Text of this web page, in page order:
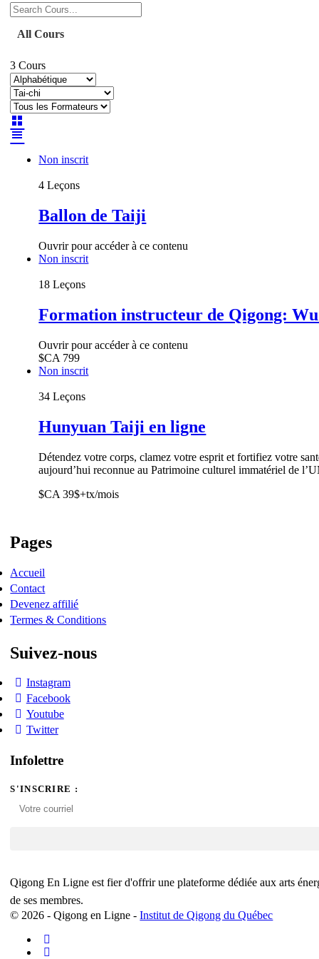
Rechercher
All Cours
3 Cours
Non inscrit
4 Leçons
Ballon de Taiji
Ouvrir pour accéder à ce contenu
Non inscrit
18 Leçons
Formation instructeur de Qigong:
Ouvrir pour accéder à ce contenu
$CA 799
Non inscrit
34 Leçons
Hunyuan Taiji en ligne
Détendez votre corps, clamez votre esprit et fortifiez votre
aujourd’hui reconnue au Patrimoine culturel immatériel de
$CA 39$+tx/mois
Pages
Accueil
Contact
Devenez affilié
Termes & Conditions
Suivez-nous
Instagram
Facebook
Youtube
Twitter
Infolettre
S'INSCRIRE :
Qigong En Ligne est fier d'offrir une plateforme dédiée aux arts
de ses membres.
© 2026 - Qigong en Ligne -Institut de Qigong du Québec